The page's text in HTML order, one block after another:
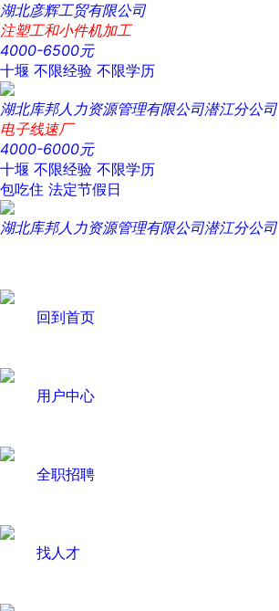
湖北彦辉工贸有限公司
注塑工和小件机加工
4000-6500元
十堰 不限经验 不限学历
湖北库邦人力资源管理有限公司潜江分公司
电子线速厂
4000-6000元
十堰 不限经验 不限学历
包吃住 法定节假日
湖北库邦人力资源管理有限公司潜江分公司
回到首页
用户中心
全职招聘
找人才